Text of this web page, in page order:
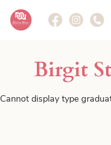
Marte Meo im Fokus.
Birgit
Cannot display type